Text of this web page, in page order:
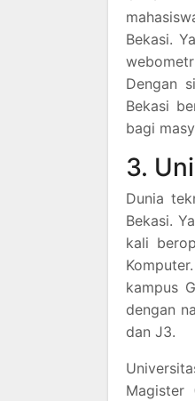
Bekasi.
Dengan
Bekasi
bagi
3.
Dunia
Bekasi.
kali
kampus
dengan
dan J3.
Magister